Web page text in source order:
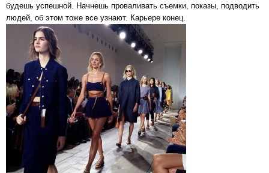
будешь успешной. Начнешь проваливать съемки, показы, подводить
людей, об этом тоже все узнают. Карьере конец.